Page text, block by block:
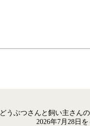
どうぶつさんと飼い主さん
2026年7月28日